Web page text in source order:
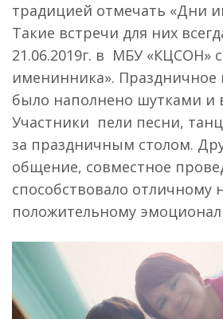
традицией отмечать «Дни
Такие встречи для них
21.06.2019г. в МБУ «КЦСОН»
именинника». Праздничное
было наполнено шутками и
Участники пели песни,
за праздничным столом.
общение, совместное
способствовало отличному
положительному